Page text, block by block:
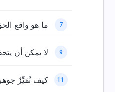
7 ما هو واقع
9 لا يمكن أن
11 كيف تُمَيِّزُ